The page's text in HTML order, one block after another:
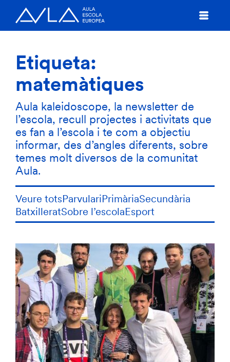
Etiqueta:
matemàtiques
Aula kaleidoscope, la newsletter de
l’escola, recull projectes i activitats que
es fan a l’escola i te com a objectiu
informar, des d’angles diferents, sobre
temes molt diversos de la comunitat
Aula.
Veure totsParvulariPrimàriaSecundària
BatxilleratSobre l’escolaEsport